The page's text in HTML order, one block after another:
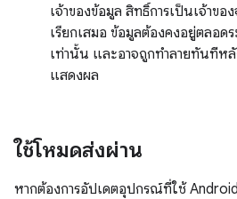
เจ้าของข้อมูล สิทธิ์การเป็นเจ้าข
เรียกเสมอ ข้อมูลต้องคงอยู่ตลอด
เท่านั้น และอาจถูกทำลายทันทีห
แสดงผล
ใช้โหมดส่งผ่าน
หากต้องการอัปเดตอุปกรณ์ที่ใช้